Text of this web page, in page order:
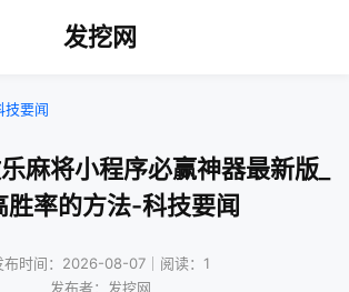
发挖网
技要闻
麻将小程序必赢神器最新版_
胜率的方法-科技要闻
布时间：2026-08-07｜阅读：1
发布者：发挖网